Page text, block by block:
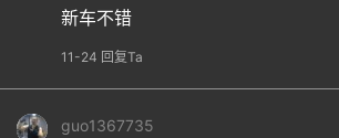
新车不错
11-24 回复Ta
guo1367735